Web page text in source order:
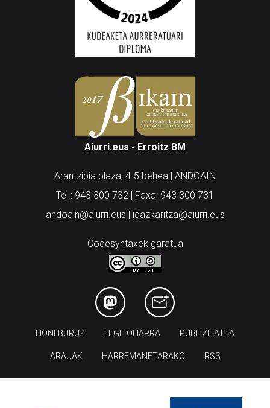
Aiurri.eus - Erroitz BM
Arantzibia plaza, 4-5 behea | ANDOAIN
Tel.: 943 300 732 | Faxa: 943 300 731
andoain@aiurri.eus | idazkaritza@aiurri.eus
Codesyntaxek garatua
HONI BURUZ LEGE OHARRA PUBLIZITATEA
ARAUAK HARREMANETARAKO RSS